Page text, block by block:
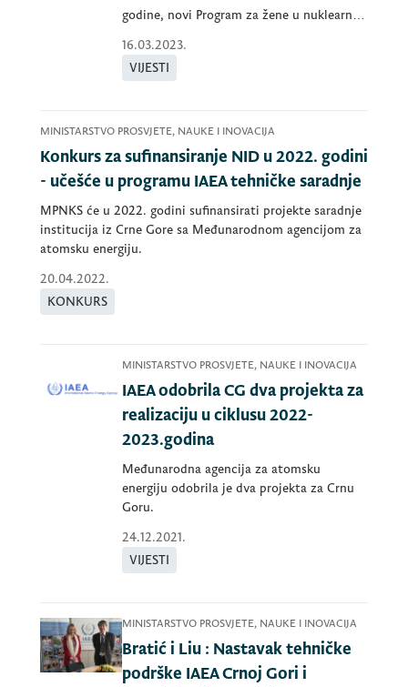
godine, novi Program za žene u nuklearnoj
16.03.2023.
VIJESTI
MINISTARSTVO PROSVJETE, NAUKE I INOVACIJA
Konkurs za sufinansiranje NID u 2022. godini
- učešće u programu IAEA tehničke saradnje
MPNKS će u 2022. godini sufinansirati projekte saradnje
institucija iz Crne Gore sa Međunarodnom agencijom za
atomsku energiju.
20.04.2022.
KONKURS
MINISTARSTVO PROSVJETE, NAUKE I INOVACIJA
IAEA odobrila CG dva projekta za
realizaciju u ciklusu 2022-
2023.godina
Međunarodna agencija za atomsku
energiju odobrila je dva projekta za Crnu
Goru.
24.12.2021.
VIJESTI
MINISTARSTVO PROSVJETE, NAUKE I INOVACIJA
Bratić i Liu : Nastavak tehničke
podrške IAEA Crnoj Gori i